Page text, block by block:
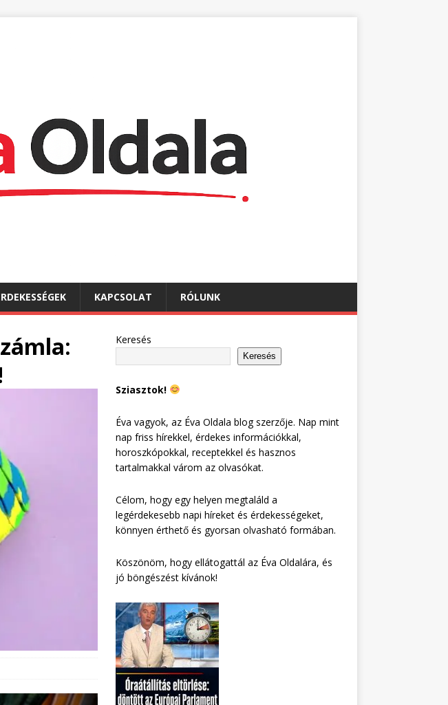
KAPCSOLAT RÓLUNK
Keresés
Keresés
Sziasztok!
Éva vagyok, az Éva Oldala blog szerzője. Nap mint
nap friss hírekkel, érdekes információkkal,
horoszkópokkal, receptekkel és hasznos
tartalmakkal várom az olvasókat.
Célom, hogy egy helyen megtaláld a
legérdekesebb napi híreket és érdekességeket,
könnyen érthető és gyorsan olvasható formában.
Köszönöm, hogy ellátogattál az Éva Oldalára, és
jó böngészést kívánok!